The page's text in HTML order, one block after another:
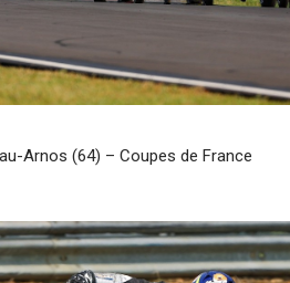
Arnos (64) – Coupes de France